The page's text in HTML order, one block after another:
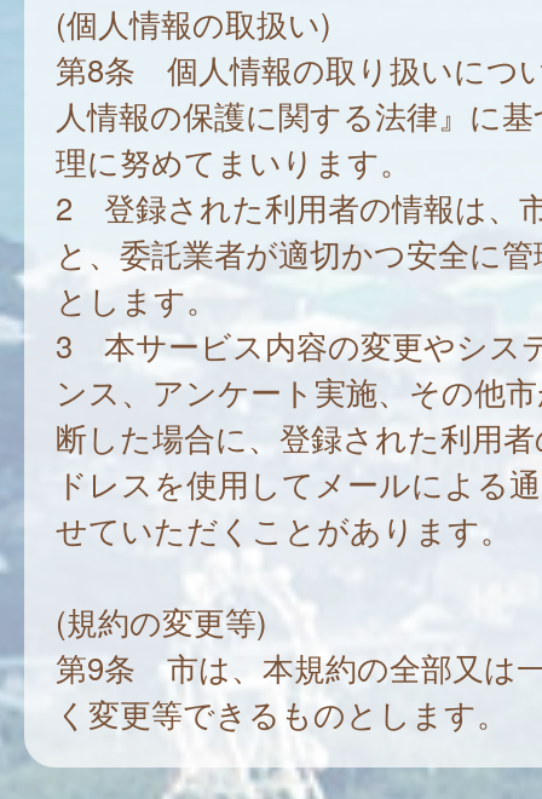
(個人情報の取扱い)
第8条 個人情報の取り扱いにつ
人情報の保護に関する法律』に
理に努めてまいります。
2 登録された利用者の情報は、
と、委託業者が適切かつ安全に
とします。
3 本サービス内容の変更やシス
ンス、アンケート実施、その他
断した場合に、登録された利用
ドレスを使用してメールによる
せていただくことがあります。
(規約の変更等)
第9条 市は、本規約の全部又は
く変更等できるものとします。